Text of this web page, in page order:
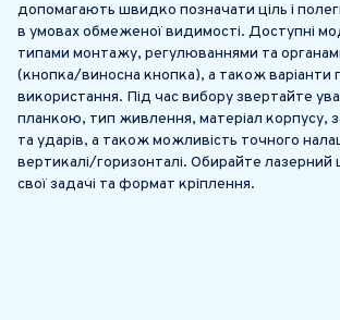
допомагають швидко позначати ціль і
в умовах обмеженої видимості. Доступні
типами монтажу, регулюваннями та
(кнопка/виносна кнопка), а також варіанти
використання. Під час вибору звертайте
планкою, тип живлення, матеріал корпусу,
та ударів, а також можливість точного
вертикалі/горизонталі. Обирайте лазерний
свої задачі та формат кріплення.